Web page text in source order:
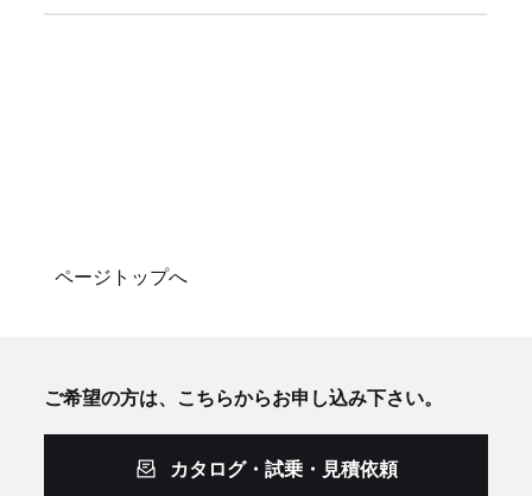
ページトップへ
ご希望の方は、こちらからお申し込み下さい。
カタログ・試乗・見積依頼